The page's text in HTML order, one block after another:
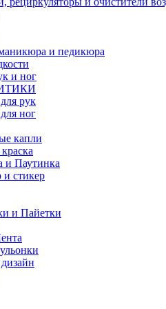
и педикюра
и ног
рук
ног
капли
и Паутинка
и стикер
и Пайетки